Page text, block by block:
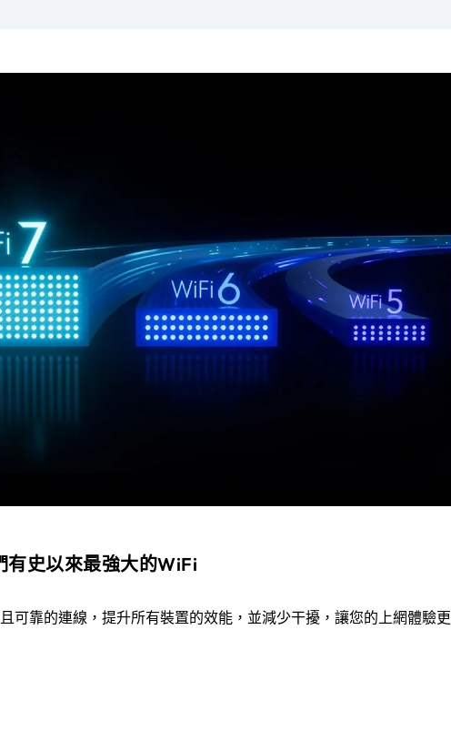
史以來最強大的WiFi
可靠的連線，提升所有裝置的效能，並減少干擾，讓您的上網體驗更